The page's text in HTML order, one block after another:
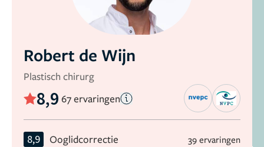
Robert de Wijn
Plastisch chirurg
8,9 67 ervaringen
8,9 Ooglidcorrectie 39 ervaringen